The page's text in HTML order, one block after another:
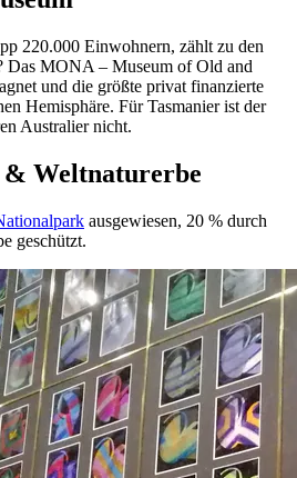
220.000 Einwohnern, zählt zu den
Das MONA – Museum of Old and
und die größte privat finanzierte
Hemisphäre. Für Tasmanier ist der
Australier nicht.
Weltnaturerbe
ausgewiesen, 20 % durch
geschützt.